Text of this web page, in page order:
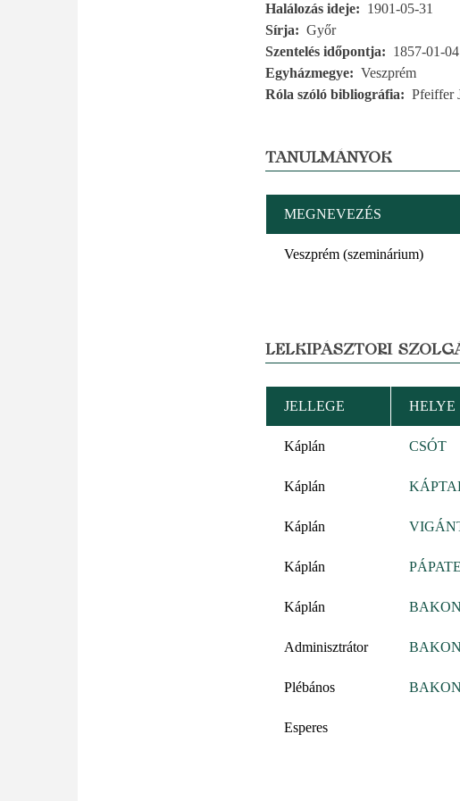
Halálozás ideje
1901-05-31
Sírja
Győr
Szentelés időpontja
1857-01-04
Egyházmegye
Veszprém
Róla szóló bibliográfia
Pfeiffer
TANULMÁNYOK
MEGNEVEZÉS
Veszprém (szeminárium)
LELKIPÁSZTORI
JELLEGE HELYE
Káplán CSÓT
Káplán
Káplán
Káplán
Káplán
Adminisztrátor
Plébános
Esperes